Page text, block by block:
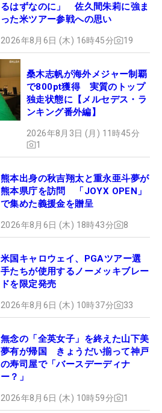
るはずなのに」 佐久間朱莉に強ま
った米ツアー参戦への思い
2026年8月6日 (木) 16時45分 19
桑木志帆が海外メジャー制覇
で800pt獲得 実質のトップ
独走状態に【メルセデス・ラ
ンキング番外編】
2026年8月3日 (月) 11時45分
1
熊本出身の秋吉翔太と重永亜斗夢が
熊本県庁を訪問 「JOYX OPEN」
で集めた義援金を贈呈
2026年8月6日 (木) 18時43分 8
米国キャロウェイ、PGAツアー選
手たちが使用するノーメッキブレー
ドを限定発売
2026年8月6日 (木) 10時37分 33
無念の「全英女子」を終えた山下美
夢有が帰国 きょうだい揃って神戸
の寿司屋で「バースデーディナ
ー？」
2026年8月6日 (木) 10時59分 1